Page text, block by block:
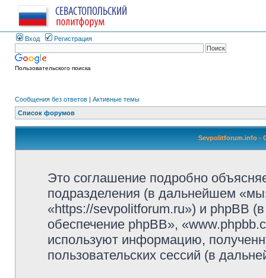
Вход Регистрация
Пользовательского поиска
Сообщения без ответов | Активные темы
Список форумов
Sevpolitforum.info -
Это соглашение подробно
подразделения (в дальнейшем
«https://sevpolitforum.ru») и phpBB
обеспечение phpBB»,
используют информацию,
пользовательских сессий (в